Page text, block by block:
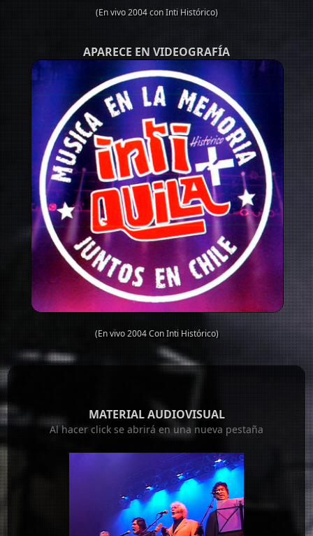
(En vivo 2004 con Inti Histórico)
APARECE EN VIDEOGRAFÍA
(En vivo 2004 Con Inti Histórico)
MATERIAL AUDIOVISUAL
Al hacer click se abrirá en una nueva pestaña